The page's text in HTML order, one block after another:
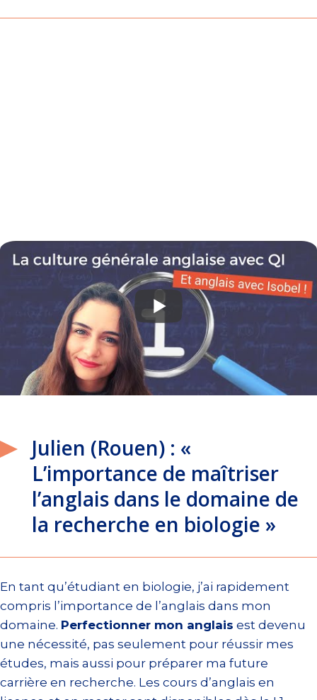
Julien (Rouen) : «
L’importance de maîtriser
l’anglais dans le domaine de
la recherche en biologie »
En tant qu’étudiant en biologie, j’ai rapidement
compris l’importance de l’anglais dans mon
domaine. Perfectionner mon anglais est devenu
une nécessité, pas seulement pour réussir mes
études, mais aussi pour préparer ma future
carrière en recherche. Les cours d’anglais en